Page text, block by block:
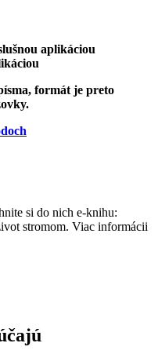
aplikáciou
formát je preto
si do nich e-knihu:
stromom. Viac informácii